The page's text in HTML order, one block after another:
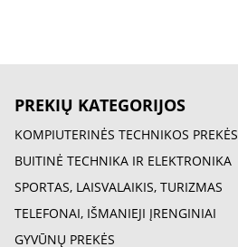
PREKIŲ KATEGORIJOS
KOMPIUTERINĖS TECHNIKOS PREKĖS
BUITINĖ TECHNIKA IR ELEKTRONIKA
SPORTAS, LAISVALAIKIS, TURIZMAS
TELEFONAI, IŠMANIEJI ĮRENGINIAI
GYVŪNŲ PREKĖS